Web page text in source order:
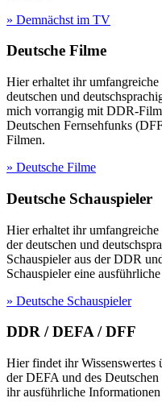
» Demnächst im TV
Deutsche Filme
Hier erhaltet ihr
deutschen und
mich vorrangig mit DDR-
Deutschen Fernsehfunks
Filmen.
» Deutsche Filme
Deutsche Schauspieler
Hier erhaltet ihr
der deutschen und
Schauspieler aus der DDR
Schauspieler eine
» Deutsche Schauspieler
DDR / DEFA / DFF
Hier findet ihr
der DEFA und des
ihr ausführliche